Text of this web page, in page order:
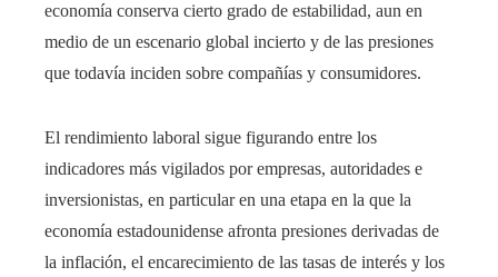
economía conserva cierto grado de estabilidad, aun en
medio de un escenario global incierto y de las presiones
que todavía inciden sobre compañías y consumidores.
El rendimiento laboral sigue figurando entre los
indicadores más vigilados por empresas, autoridades e
inversionistas, en particular en una etapa en la que la
economía estadounidense afronta presiones derivadas de
la inflación, el encarecimiento de las tasas de interés y los